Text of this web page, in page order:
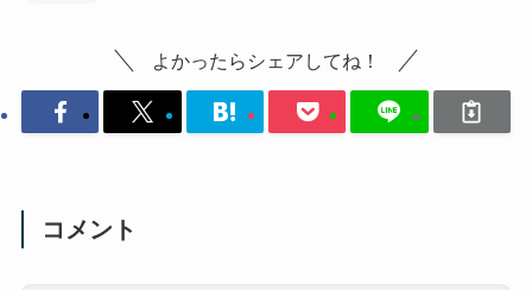
よかったらシェアしてね！
コメント